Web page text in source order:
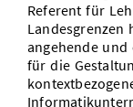
Referent für
Landesgrenzen
angehende
für die